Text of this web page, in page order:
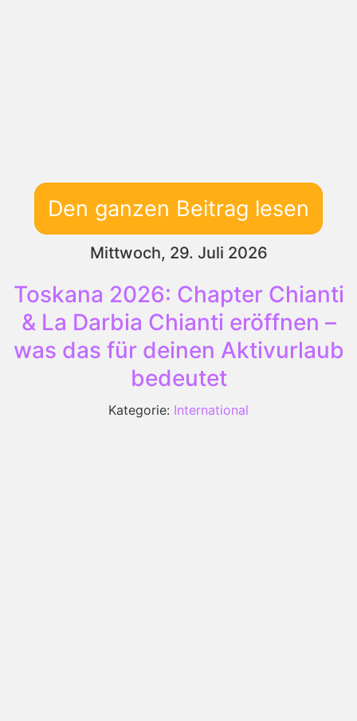
Den ganzen Beitrag lesen
Mittwoch, 29. Juli 2026
Toskana 2026: Chapter Chianti
& La Darbia Chianti eröffnen –
was das für deinen Aktivurlaub
bedeutet
Kategorie: International